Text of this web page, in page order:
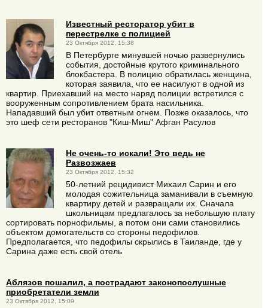
Известный ресторатор убит в
перестрелке с полицией
23 Октября 2012, 15:38
В Петербурге минувшей ночью развернулись
события, достойные крутого криминального
блокбастера. В полицию обратилась женщина,
которая заявила, что ее насилуют в одной из
квартир. Приехавший на место наряд полиции встретился с
вооруженным сопротивлением брата насильника.
Нападавший был убит ответным огнем. Позже оказалось, что
это шеф сети ресторанов "Киш-Миш" Афган Расулов
Не очень-то искали! Это ведь не
Развозжаев
23 Октября 2012, 15:32
50-летний рецидивист Михаил Сарин и его
молодая сожительница заманивали в съемную
квартиру детей и развращали их. Сначала
школьницам предлагалось за небольшую плату
сортировать порнофильмы, а потом они сами становились
объектом домогательств со стороны педофилов.
Предполагается, что педофилы скрылись в Таиланде, где у
Сарина даже есть свой отель
Аблязов пошалил, а пострадают законопослушные
приобретатели земли
23 Октября 2012, 15:09